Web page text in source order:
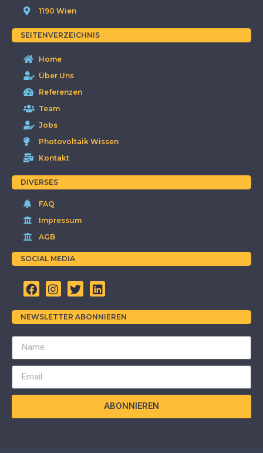
1190 Wien
SEITENVERZEICHNIS
Home
Über Uns
Referenzen
Team
Jobs
Photovoltaik Wissen
Kontakt
DIVERSES
FAQ
Impressum
AGB
SOCIAL MEDIA
NEWSLETTER ABONNIEREN
ABONNIEREN